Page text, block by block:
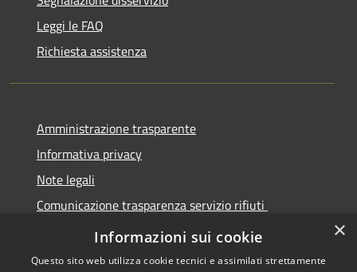
Leggi le FAQ
Richiesta assistenza
Amministrazione trasparente
Informativa privacy
Note legali
Comunicazione trasparenza servizio rifiuti
Dichiarazione di accessibilità
×
Informazioni sui cookie
Questo sito web utilizza cookie tecnici e assimilati strettamente